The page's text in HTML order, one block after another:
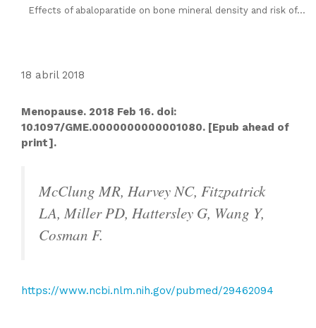
Effects of abaloparatide on bone mineral density and risk of...
18 abril 2018
Menopause. 2018 Feb 16. doi:
10.1097/GME.0000000000001080. [Epub ahead of
print].
McClung MR, Harvey NC, Fitzpatrick
LA, Miller PD, Hattersley G, Wang Y,
Cosman F.
https://www.ncbi.nlm.nih.gov/pubmed/29462094